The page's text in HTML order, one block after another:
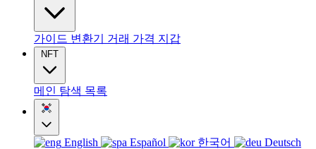
가이드 변환기 거래 가격 지갑
NFT
메인 탐색 목록
English Español 한국어
Deutsch